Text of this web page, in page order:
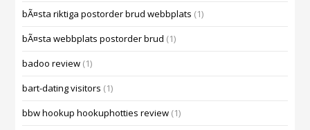
bÃ¤sta riktiga postorder brud webbplats (1)
bÃ¤sta webbplats postorder brud (1)
badoo review (1)
bart-dating visitors (1)
bbw hookup hookuphotties review (1)